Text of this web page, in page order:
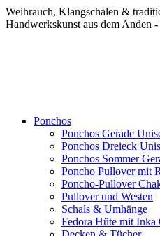
Weihrauch, Klangschalen &
Handwerkskunst aus dem Anden
Ponchos
Ponchos Gerade
Ponchos Dreieck
Ponchos Sommer
Poncho Pullover mit
Poncho-Pullover
Pullover und Westen
Schals & Umhänge
Fedora Hüte mit Inka